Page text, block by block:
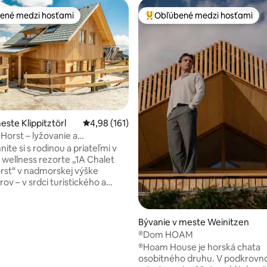
5 z 5, počet hodnotení: 63
medzi hosťami
medzi hosťami
Klippitztörl Priemerné ohodnotenie 4,98 z 5, počet
4,98 (161)
– lyžovanie a
sauna
si s rodinou a priateľmi v
rezorte „1A Chalet
v nadmorskej výške
– v srdci turistického a
Najobľúbenejšie medzi hosťami
Obľúbené medzi hosťami
Bývanie v meste Weinitzen
®Dom HOAM
®Hoam House je horská chata
osobitného druhu. V